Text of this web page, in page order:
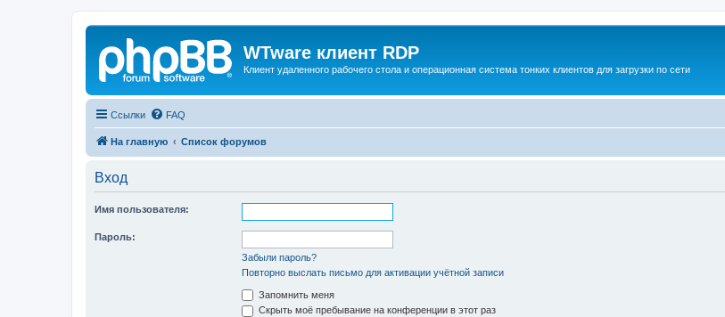
WTware клиент RDP
Клиент удаленного рабочего стола и операционная система тонких клиентов для загрузки по сети
Ссылки FAQ
На главную Список форумов
Вход
Имя пользователя:
Пароль:
Забыли пароль?
Повторно выслать письмо для активации учётной записи
Запомнить меня
Скрыть моё пребывание на конференции в этот раз